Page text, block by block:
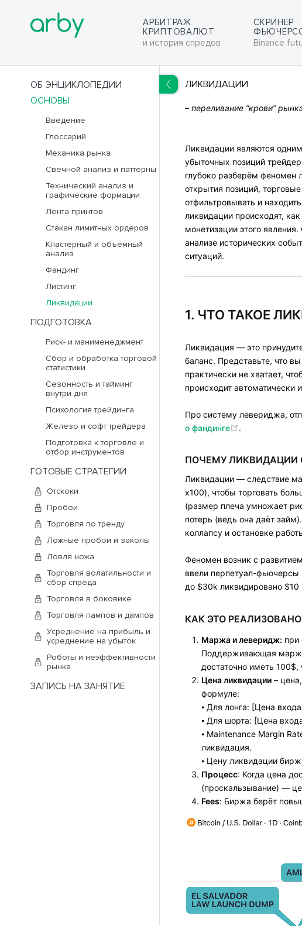
АРБИТРАЖ
КРИПТОВАЛЮТ
и история спредов
СКРИНЕР
Binance
ENG
ОБ ЭНЦИКЛОПЕДИИ
ОСНОВЫ
Введение
Глоссарий
Механика рынка
Свечной анализ и паттерны
Технический анализ и
графические формации
Лента принтов
Стакан лимитных ордеров
Кластерный и объемный
анализ
Фандинг
Листинг
Ликвидации
ПОДГОТОВКА
Риск- и манименеджмент
Сбор и обработка торговой
статистики
Сезонность и тайминг
внутри дня
Психология трейдинга
Железо и софт трейдера
Подготовка к торговле и
отбор инструментов
ГОТОВЫЕ СТРАТЕГИИ
Отскоки
Пробои
Торговля по тренду
Ложные пробои и заколы
Ловля ножа
Торговля волатильности и
сбор спреда
Торговля в боковике
Торговля пампов и дампов
Усреднение на прибыль и
усреднение на убыток
Роботы и неэффективности
рынка
ЗАПИСЬ НА ЗАНЯТИЕ
ЛИКВИДАЦИИ
– переливание “крови”
Ликвидации являются
убыточных позиций
глубоко разберём феномен
открытия позиций,
отфильтровывать и
ликвидации происходят,
монетизации этого
анализе исторических
ситуаций.
1. ЧТО ТАКОЕ
Ликвидация — это
баланс. Представьте, что
практически не хватает,
происходит автоматически
Про систему левериджа,
о фандинге
.
ПОЧЕМУ ЛИКВИДАЦИИ
Ликвидации — следствие
x100), чтобы торговать
(размер плеча умножает
потерь (ведь она даёт
коллапсу и остановке
Феномен возник с
ввели перпетуал-фьючерсы
до $30k ликвидировано
КАК ЭТО
Маржа и леверидж: при
Поддерживающая
достаточно иметь
Цена ликвидации –
формуле:
⦁ Для лонга: [Цена
⦁ Для шорта: [Цена
⦁ Maintenance Margin
ликвидация.
⦁ Цену ликвидации
Процесс: Когда цена
(проскальзывание) —
Fees: Биржа берёт